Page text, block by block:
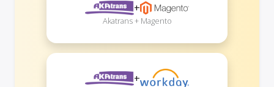
+
Akatrans + Magento
+